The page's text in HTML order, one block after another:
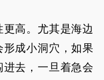
高。尤其是海边
成小洞穴，如果
去，一旦着急会